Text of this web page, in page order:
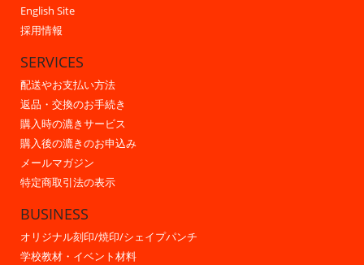
English Site
採用情報
SERVICES
配送やお支払い方法
返品・交換のお手続き
購入時の漉きサービス
購入後の漉きのお申込み
メールマガジン
特定商取引法の表示
BUSINESS
オリジナル刻印/焼印/シェイプパンチ
学校教材・イベント材料